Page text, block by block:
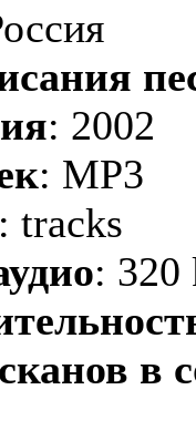
: 2002
: MP3
: tracks
: 320
в